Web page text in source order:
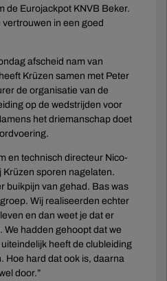
de Eurojackpot KNVB Beker.
in een goed
afscheid nam van
Krüzen samen met Peter
de organisatie van de
op de wedstrijden voor
het driemanschap doet
en technisch directeur Nico-
sporen nagelaten.
buikpijn van gehad. Bas was
Wij realiseerden echter
en dan weet je dat er
hadden gehoopt dat we
heeft de clubleiding
Hoe hard dat ook is, daarna
door.”